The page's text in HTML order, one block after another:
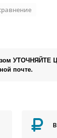
УТОЧНЯЙТЕ
почте.